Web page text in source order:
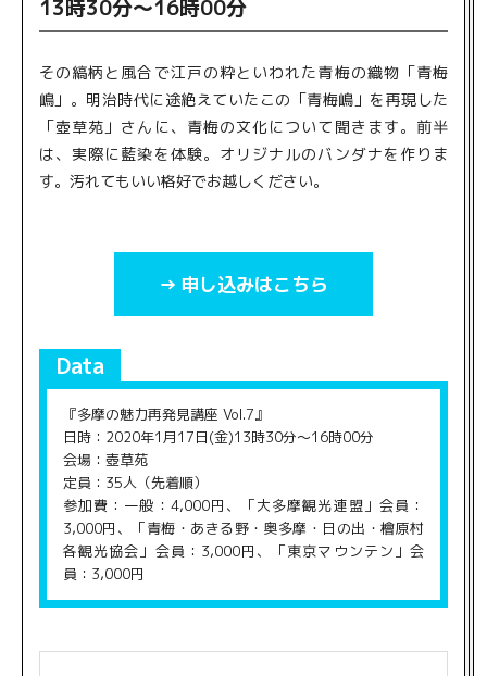
13時30分～16時00分
その縞柄と風合で江戸の粋といわれた青梅の織物「青梅
嶋」。明治時代に途絶えていたこの「青梅嶋」を再現した
「壺草苑」さんに、青梅の文化について聞きます。前半
は、実際に藍染を体験。オリジナルのバンダナを作りま
す。汚れてもいい格好でお越しください。
申し込みはこちら
Data
『多摩の魅力再発見講座 Vol.7』
日時：2020年1月17日(金)13時30分～16時00分
会場：壺草苑
定員：35人（先着順）
参加費：一般：4,000円、「大多摩観光連盟」会員：
3,000円、「青梅・あきる野・奥多摩・日の出・檜原村
各観光協会」会員：3,000円、「東京マウンテン」会
員：3,000円